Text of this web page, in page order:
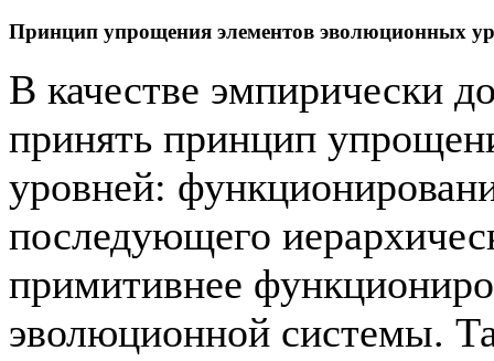
Принцип упрощения элементов эволюционных
В качестве эмпирически
принять принцип
уровней:
последующего
примитивнее
эволюционной системы.